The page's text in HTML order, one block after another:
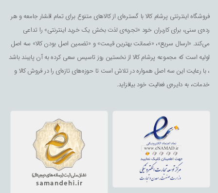
فروشگاه اینترنتی پرشام کالا با گستره‌ای از کالاهای متنوع برای تمام اقشار جامعه و هر
رده‌ی سنی، برای کاربران خود «تجربه‌ی لذت ‌بخش یک خرید اینترنتی» را تداعی
می‌کند. «ارسال سریع»، «ضمانت بهترین قیمت» و «تضمین اصل بودن کالا» سه اصل
اولیه است که مجموعه پرشام کالا از نخستین روز تاسیس سعی کرده به آن پایبند باشد
، با رعایت این سه اصل همواره در تلاش است تا حوزه‌های تازه‌ای را در فروش کالا و
خدمات، به دایره‌ی فعالیت خود بیافزاید.